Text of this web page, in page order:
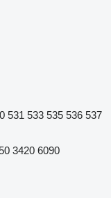
531 533 535 536 537
3420 6090